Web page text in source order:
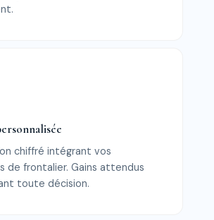
chiffré intégrant vos
de frontalier. Gains attendus
toute décision.